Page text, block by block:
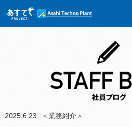
2025.6.23 ＜業務紹介 ＞